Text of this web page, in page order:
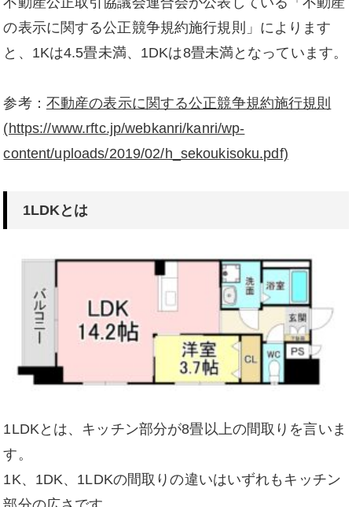
の表示に関する公正競争規約施行規則」によります
と、1Kは4.5畳未満、1DKは8畳未満となっています。
参考： 不動産の表示に関する公正競争規約施行規則
(https://www.rftc.jp/webkanri/kanri/wp-
content/uploads/2019/02/h_sekoukisoku.pdf)
1LDKとは
1LDKとは、キッチン部分が8畳以上の間取りを言いま
す。
1K、1DK、1LDKの間取りの違いはいずれもキッチン